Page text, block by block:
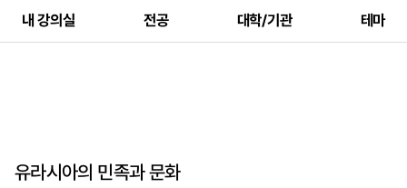
내 강의실 전공 대학/기관 테마
유라시아의 민족과 문화